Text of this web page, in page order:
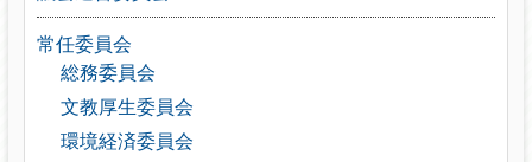
常任委員会
総務委員会
文教厚生委員会
環境経済委員会